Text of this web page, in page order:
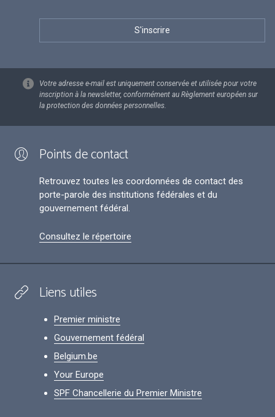
Votre adresse e-mail est uniquement conservée et utilisée pour votre
inscription à la newsletter, conformément au Règlement européen sur
la protection des données personnelles.
Points de contact
Retrouvez toutes les coordonnées de contact des
porte-parole des institutions fédérales et du
gouvernement fédéral.
Consultez le répertoire
Liens utiles
Premier ministre
Gouvernement fédéral
Belgium.be
Your Europe
SPF Chancellerie du Premier Ministre